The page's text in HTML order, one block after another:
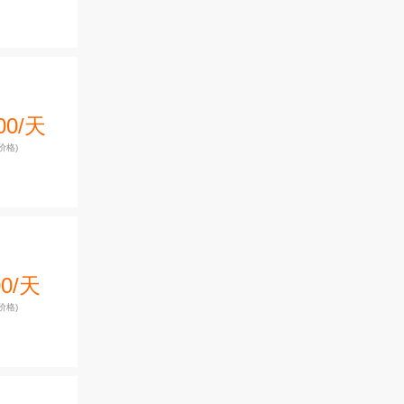
天
格)
天
格)